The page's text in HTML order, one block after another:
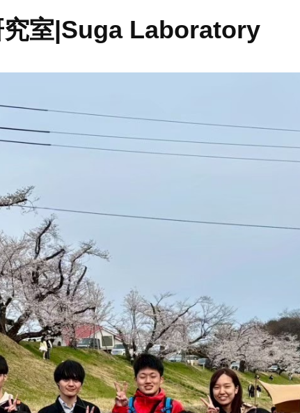
室|Suga Laboratory